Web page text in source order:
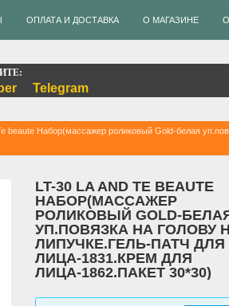
ОПЛАТА И ДОСТАВКА О МАГАЗИНЕ
Telegram
beaute Набор(массажер роликовый Gold-белая
LT-30 LA AND TE BEAUTE
НАБОР(МАССАЖЕР
РОЛИКОВЫЙ GOLD-
УП.ПОВЯЗКА НА ГОЛОВУ
ЛИПУЧКЕ.ГЕЛЬ-ПАТЧ ДЛЯ
ЛИЦА-1831.КРЕМ ДЛЯ
ЛИЦА-1862.ПАКЕТ 30*30)